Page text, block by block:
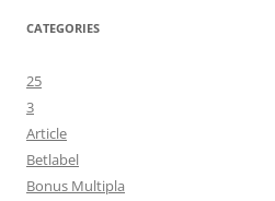
CATEGORIES
25
3
Article
Betlabel
Bonus Multipla